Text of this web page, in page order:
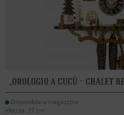
orologio a cucù – chalet
Disponibile a magazzino
altezza: 27 cm